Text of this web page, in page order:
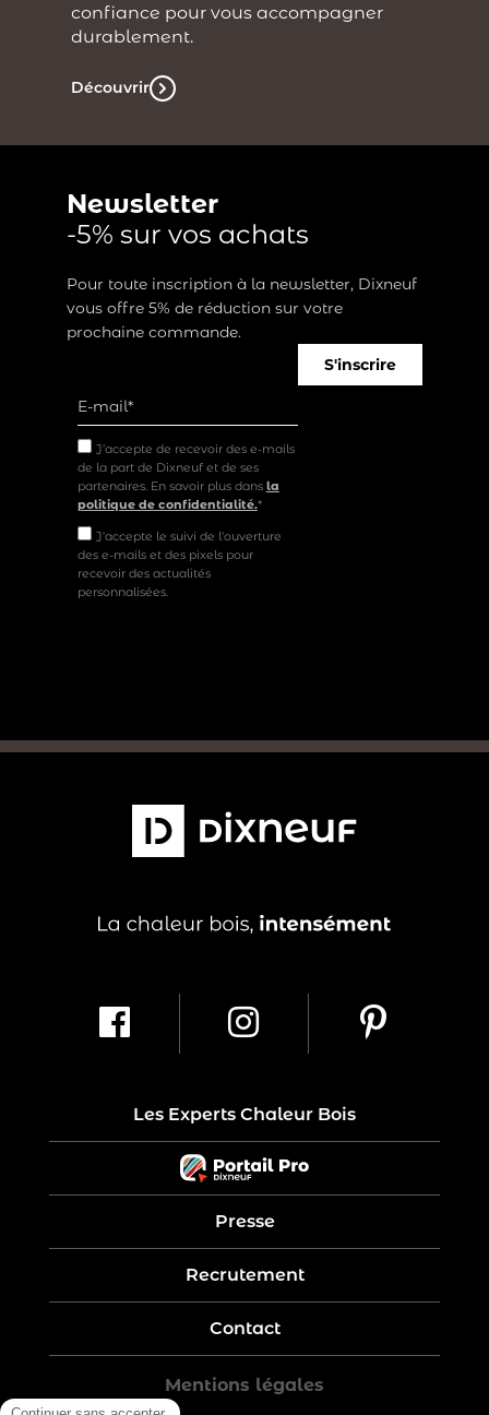
confiance pour vous accompagner
durablement.
Découvrir
Newsletter
-5% sur vos achats
Pour toute inscription à la newsletter, Dixneuf
vous offre 5% de réduction sur votre
prochaine commande.
J’accepte de recevoir des e-mails
de la part de Dixneuf et de ses
partenaires. En savoir plus dans la
politique de confidentialité.*
J'accepte le suivi de l'ouverture
des e-mails et des pixels pour
recevoir des actualités
personnalisées.
S'inscrire
Les Experts Chaleur Bois
Presse
Recrutement
Contact
Mentions légales